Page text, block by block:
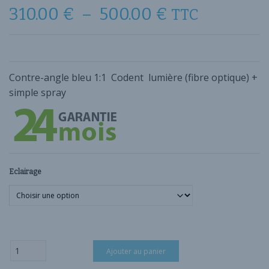
310.00 € – 500.00 € Plage
à
500.00 €
TTC
Contre-angle bleu 1:1 Codent lumière (fibre optique) +
simple spray
Eclairage
de
Ajouter au panier